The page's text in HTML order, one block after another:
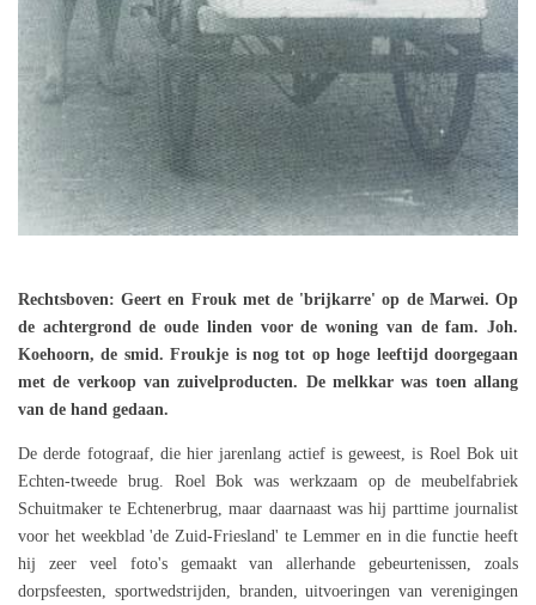
Rechtsboven: Geert en Frouk met de 'brijkarre' op de Marwei. Op
de achtergrond de oude linden voor de woning van de fam. Joh.
Koehoorn, de smid. Froukje is nog tot op hoge leeftijd doorgegaan
met de verkoop van zuivelproducten. De melkkar was toen allang
van de hand gedaan.
De derde fotograaf, die hier jarenlang actief is geweest, is Roel Bok uit
Echten-tweede brug. Roel Bok was werkzaam op de meubelfabriek
Schuitmaker te Echtenerbrug, maar daarnaast was hij parttime journalist
voor het weekblad 'de Zuid-Friesland' te Lemmer en in die functie heeft
hij zeer veel foto's gemaakt van allerhande gebeurtenissen, zoals
dorpsfeesten, sportwedstrijden, branden, uitvoeringen van verenigingen